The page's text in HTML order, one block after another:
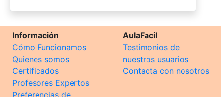
Información
Cómo Funcionamos
Quienes somos
Certificados
Profesores Expertos
Preferencias de
AulaFacil
Testimonios de
nuestros usuarios
Contacta con nosotros